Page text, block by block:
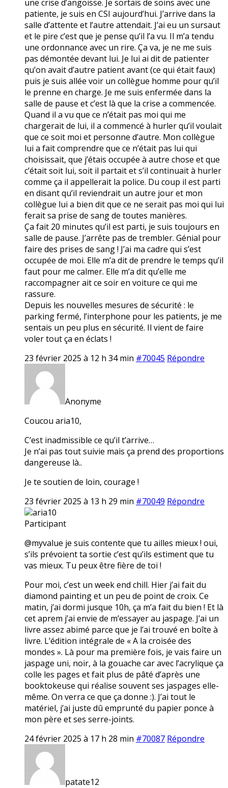
une crise d’angoisse. Je sortais de soins avec une
patiente, je suis en CSI aujourd’hui. J’arrive dans la
salle d’attente et l’autre attendait. J’ai eu un sursaut
et le pire c’est que je pense qu’il l’a vu. Il m’a tendu
une ordonnance avec un rire. Ça va, je ne me suis
pas démontée devant lui. Je lui ai dit de patienter
qu’on avait d’autre patient avant (ce qui était faux)
puis je suis allée voir un collègue homme pour qu’il
le prenne en charge. Je me suis enfermée dans la
salle de pause et c’est là que la crise a commencée.
Quand il a vu que ce n’était pas moi qui me
chargerait de lui, il a commencé à hurler qu’il voulait
que ce soit moi et personne d’autre. Mon collègue
lui a fait comprendre que ce n’était pas lui qui
choisissait, que j’étais occupée à autre chose et que
c’était soit lui, soit il partait et s’il continuait à hurler
comme ça il appellerait la police. Du coup il est parti
en disant qu’il reviendrait un autre jour et mon
collègue lui a bien dit que ce ne serait pas moi qui lui
ferait sa prise de sang de toutes manières.
Ça fait 20 minutes qu’il est parti, je suis toujours en
salle de pause. J’arrête pas de trembler. Génial pour
faire des prises de sang ! J’ai ma cadre qui s’est
occupée de moi. Elle m’a dit de prendre le temps qu’il
faut pour me calmer. Elle m’a dit qu’elle me
raccompagner ait ce soir en voiture ce qui me
rassure.
Depuis les nouvelles mesures de sécurité : le
parking fermé, l’interphone pour les patients, je me
sentais un peu plus en sécurité. Il vient de faire
voler tout ça en éclats !
23 février 2025 à 12 h 34 min #70045 Répondre
Anonyme
Coucou aria10,
C’est inadmissible ce qu’il t’arrive…
Je n’ai pas tout suivie mais ça prend des proportions
dangereuse là..
Je te soutien de loin, courage !
23 février 2025 à 13 h 29 min #70049 Répondre
aria10
Participant
@myvalue je suis contente que tu ailles mieux ! oui,
s’ils prévoient ta sortie c’est qu’ils estiment que tu
vas mieux. Tu peux être fière de toi !
Pour moi, c’est un week end chill. Hier j’ai fait du
diamond painting et un peu de point de croix. Ce
matin, j’ai dormi jusque 10h, ça m’a fait du bien ! Et là
cet aprem j’ai envie de m’essayer au jaspage. J’ai un
livre assez abimé parce que je l’ai trouvé en boîte à
livre. L’édition intégrale de « A la croisée des
mondes ». Là pour ma première fois, je vais faire un
jaspage uni, noir, à la gouache car avec l’acrylique ça
colle les pages et fait plus de pâté d’après une
booktokeuse qui réalise souvent ses jaspages elle-
même. On verra ce que ça donne :). J’ai tout le
matériel, j’ai juste dû emprunté du papier ponce à
mon père et ses serre-joints.
24 février 2025 à 17 h 28 min #70087 Répondre
patate12